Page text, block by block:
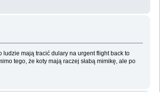
ludzie mają tracić dulary na urgent flight back to
tego, że koty mają raczej słabą mimikę, ale po